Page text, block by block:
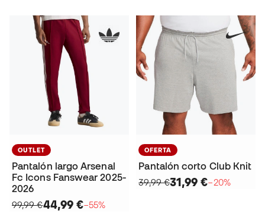
OUTLET
Pantalón largo Arsenal
Fc Icons Fanswear 2025-
2026
99,99 €44,99 €−55%
OFERTA
Pantalón corto Club Knit
39,99 €31,99 €−20%